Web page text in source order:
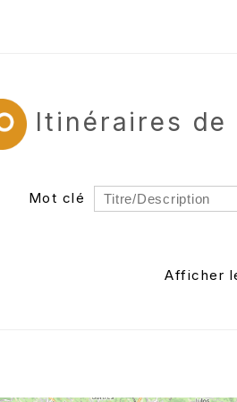
Itinéraires de
Mot clé
Auteur
Afficher